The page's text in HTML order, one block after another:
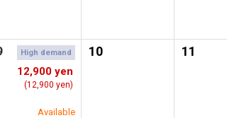
High demand
12,900 yen
(12,900 yen)
Available
10 11